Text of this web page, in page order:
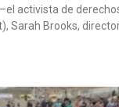
activista de
Sarah Brooks,